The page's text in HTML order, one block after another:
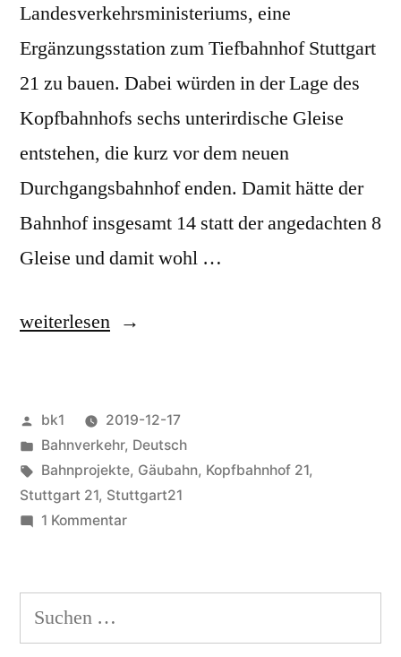
Landesverkehrsministeriums, eine
Ergänzungsstation zum Tiefbahnhof Stuttgart
21 zu bauen. Dabei würden in der Lage des
Kopfbahnhofs sechs unterirdische Gleise
entstehen, die kurz vor dem neuen
Durchgangsbahnhof enden. Damit hätte der
Bahnhof insgesamt 14 statt der angedachten 8
Gleise und damit wohl …
„Stuttgart
weiterlesen
Veröffentlicht
von
bk1
2019-12-17
Veröffentlicht
unter
Bahnverkehr, Deutsch
Schlagwörter:
Bahnprojekte, Gäubahn, Kopfbahnhof 21,
Stuttgart 21, Stuttgart21
1 Kommentarzu
Ergänzungsbahnhof
Suchen
nach: